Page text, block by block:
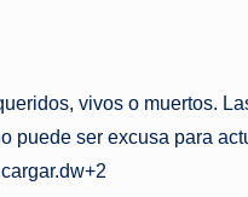
t
vivos o muertos.
ser excusa para